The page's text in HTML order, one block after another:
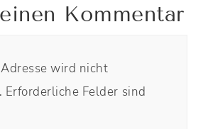
Kommentar
wird nicht
Erforderliche Felder sind